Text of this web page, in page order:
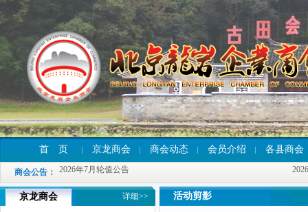
首 页 京龙商会 商会动态 会员介绍 各县商会
商会公告 ：
2026年7月轮值公告
2026年7月轮值公告
2026年7月轮值公告
京龙商会 详细>> 活动剪影